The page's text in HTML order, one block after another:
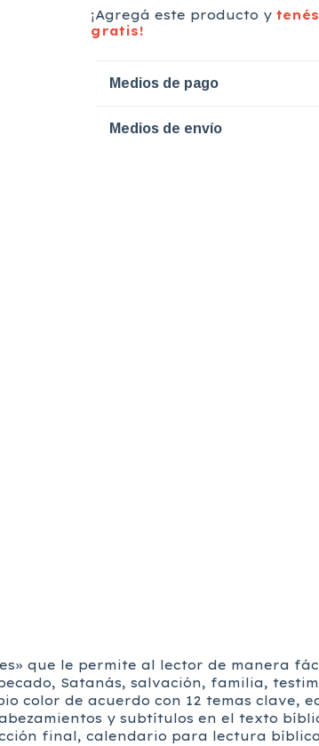
¡Agregá este producto y
gratis!
Medios de pago
Medios de envío
que le permite al lector de manera
Satanás, salvación, familia,
color de acuerdo con 12 temas clave,
y subtítulos en el texto
final, calendario para lectura